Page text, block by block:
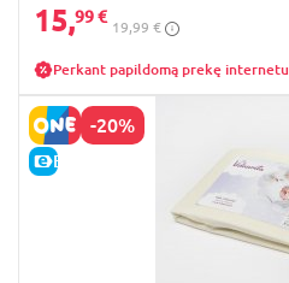
15,99 €
19,99 €
Perkant papildomą prekę internetu
-20%
E-KAINA